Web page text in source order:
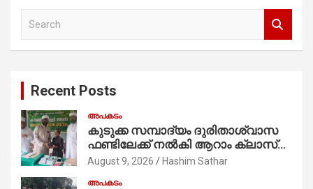
Recent Posts
അപകടം
കുടുക്ക സമ്പാദ്യം ദുരിതാശ്വാസ
ഫണ്ടിലേക്ക് നൽകി ആറാം ക്ലാസ്
വിദ്യാർത്ഥി അമാൻ
August 9, 2026 Hashim Sathar
അപകടം